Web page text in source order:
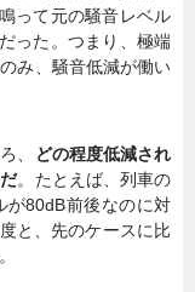
って元の騒音レベル
った。つまり、極端
み、騒音低減が働い
、
どの程度低減され
。たとえば、列車の
が80dB前後なのに対
と、先のケースに比